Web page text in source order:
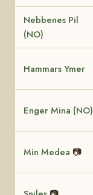
Nebbenes Pil
(NO)
Hammars Ymer
Enger Mina (NO)
Min Medea 📷